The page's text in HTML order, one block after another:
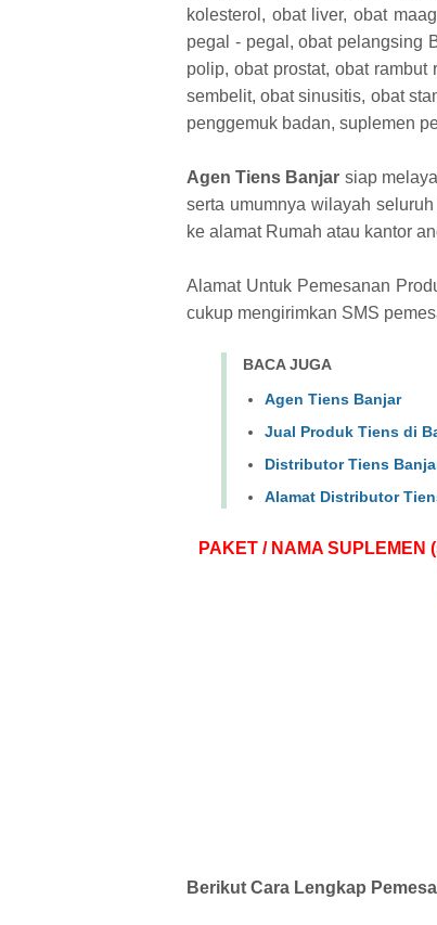
kolesterol, obat liver, obat
pegal - pegal, obat pelangsing
polip, obat prostat, obat
sembelit, obat sinusitis, obat
penggemuk badan, suplemen
Agen Tiens Banjar siap
serta umumnya wilayah
ke alamat Rumah atau kantor
Alamat Untuk Pemesanan
cukup mengirimkan SMS
BACA JUGA
Agen Tiens Banjar
Jual Produk Tiens di
Distributor Tiens
Alamat Distributor
PAKET / NAMA
Berikut Cara Lengkap